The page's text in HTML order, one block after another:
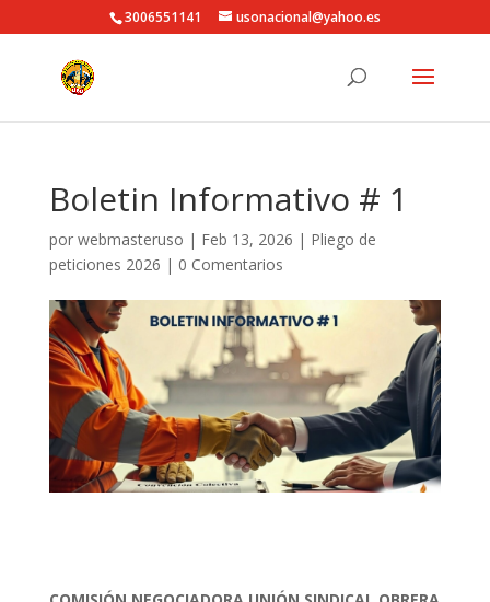
3006551141 usonacional@yahoo.es
Boletin Informativo # 1
por webmasteruso | Feb 13, 2026 | Pliego de
peticiones 2026 | 0 Comentarios